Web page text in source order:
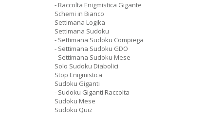
- Raccolta Enigmistica Gigante
Schemi in Bianco
Settimana Logika
Settimana Sudoku
- Settimana Sudoku Compiega
- Settimana Sudoku GDO
- Settimana Sudoku Mese
Solo Sudoku Diabolici
Stop Enigmistica
Sudoku Giganti
- Sudoku Giganti Raccolta
Sudoku Mese
Sudoku Quiz